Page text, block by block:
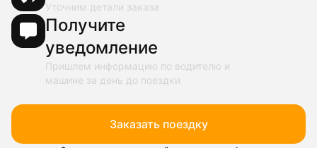
Уточним детали заказа
Получите
уведомление
Пришлем информацию по водителю и
машине за день до поездки
Заказать поездку